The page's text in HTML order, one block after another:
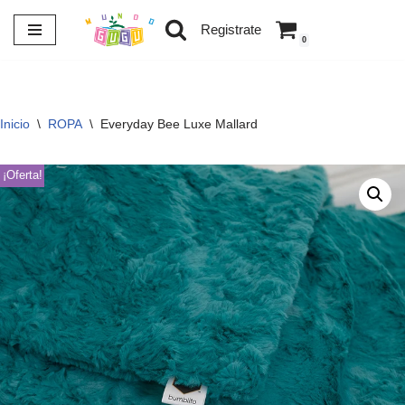
Saltar
Registrate
0
Inicio \ ROPA \ Everyday Bee Luxe Mallard
¡Oferta!